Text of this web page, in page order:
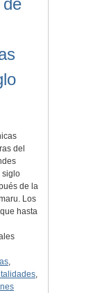
del
siglo
de la
Los
hasta
,
,